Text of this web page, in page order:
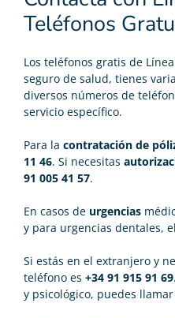
Teléfonos
Los teléfonos gratis de
seguro de salud, tienes
diversos números de
servicio específico.
Para la contratación de
11 46. Si necesitas
91 005 41 57.
En casos de urgencias
y para urgencias dentales,
Si estás en el extranjero y
teléfono es +34 91 915 91 69
y psicológico, puedes